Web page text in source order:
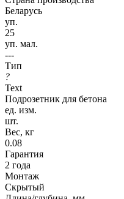
Беларусь
уп.
25
уп. мал.
---
Тип
?
Text
Подрозетник для бетона
ед. изм.
шт.
Вес, кг
0.08
Гарантия
2 года
Монтаж
Скрытый